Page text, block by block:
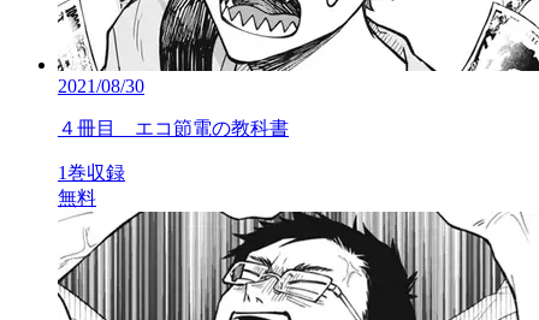
2021/08/30
４冊目 エコ節電の教科書
1巻収録
無料